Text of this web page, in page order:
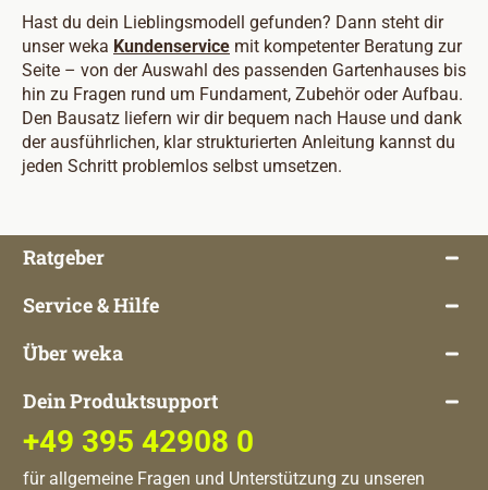
Hast du dein Lieblingsmodell gefunden? Dann steht dir
unser weka Kundenservice mit kompetenter Beratung zur
Seite – von der Auswahl des passenden Gartenhauses bis
hin zu Fragen rund um Fundament, Zubehör oder Aufbau.
Den Bausatz liefern wir dir bequem nach Hause und dank
der ausführlichen, klar strukturierten Anleitung kannst du
jeden Schritt problemlos selbst umsetzen.
Ratgeber
Service & Hilfe
Über weka
Dein Produktsupport
+49 395 42908 0
für allgemeine Fragen und Unterstützung zu unseren